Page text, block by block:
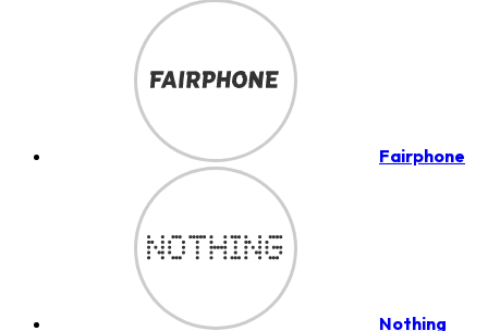
Fairphone
Nothing